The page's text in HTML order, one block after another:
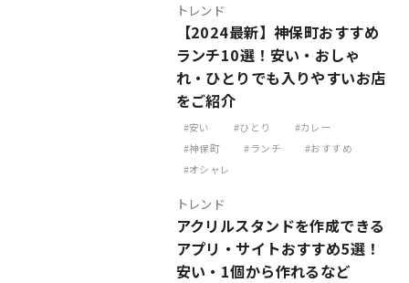
トレンド
【2024最新】神保町おすすめ
ランチ10選！安い・おしゃ
れ・ひとりでも入りやすいお店
をご紹介
安い ひとり
カレー
神保町
ランチ
おすすめ
オシャレ
トレンド
アクリルスタンドを作成できる
アプリ・サイトおすすめ5選！
安い・1個から作れるなど